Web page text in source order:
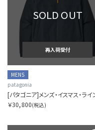
SOLD OUT
再入荷受付
MENS
patagonia
￥30,800(税込)